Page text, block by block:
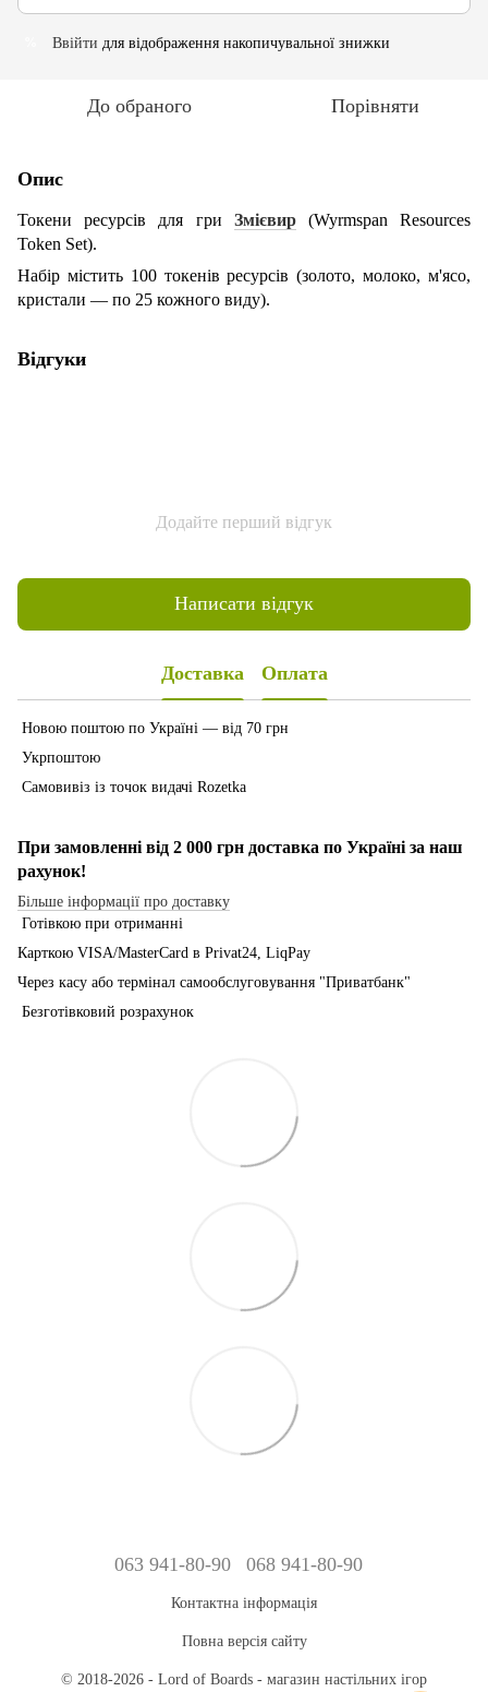
Ввійти для відображення накопичувальної знижки
До обраного Порівняти
Опис
Токени ресурсів для гри Змієвир(Wyrmspan Resources
Token Set).
Набір містить 100 токенів ресурсів (золото, молоко, м'ясо,
кристали — по 25 кожного виду).
Відгуки
Додайте перший відгук
Написати відгук
Доставка Оплата
Новою поштою по Україні — від 70 грн
Укрпоштою
Самовивіз із точок видачі Rozetka
При замовленні від 2 000 грн доставка по Україні за наш
рахунок!
Більше інформації про доставку
Готівкою при отриманні
Карткою VISA/MasterCard в Рrivat24, LiqPay
Через касу або термінал самообслуговування "Приватбанк"
Безготівковий розрахунок
063 941-80-90 068 941-80-90
Контактна інформація
Повна версія сайту
© 2018-2026 - Lord of Boards - магазин настільних ігор